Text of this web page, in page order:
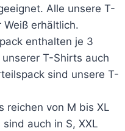
Alle unsere T-
erhältlich.
enthalten je 3
T-Shirts auch
sind unsere T-
reichen von M bis XL
auch in S, XXL